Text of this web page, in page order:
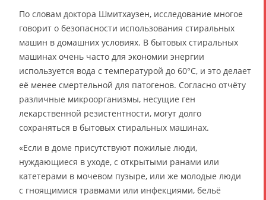
По словам доктора Шмитхаузен, исследование многое
говорит о безопасности использования стиральных
машин в домашних условиях. В бытовых стиральных
машинах очень часто для экономии энергии
используется вода с температурой до 60°C, и это делает
её менее смертельной для патогенов. Согласно отчёту
различные микроорганизмы, несущие ген
лекарственной резистентности, могут долго
сохраняться в бытовых стиральных машинах.
«Если в доме присутствуют пожилые люди,
нуждающиеся в уходе, с открытыми ранами или
катетерами в мочевом пузыре, или же молодые люди
с гноящимися травмами или инфекциями, бельё